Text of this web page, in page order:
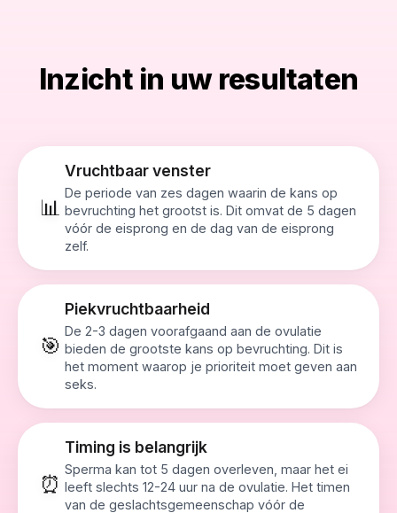
Inzicht in uw resultaten
📊
Vruchtbaar venster
De periode van zes dagen waarin de kans op
bevruchting het grootst is. Dit omvat de 5 dagen
vóór de eisprong en de dag van de eisprong
zelf.
🎯
Piekvruchtbaarheid
De 2-3 dagen voorafgaand aan de ovulatie
bieden de grootste kans op bevruchting. Dit is
het moment waarop je prioriteit moet geven aan
seks.
⏰
Timing is belangrijk
Sperma kan tot 5 dagen overleven, maar het ei
leeft slechts 12-24 uur na de ovulatie. Het timen
van de geslachtsgemeenschap vóór de